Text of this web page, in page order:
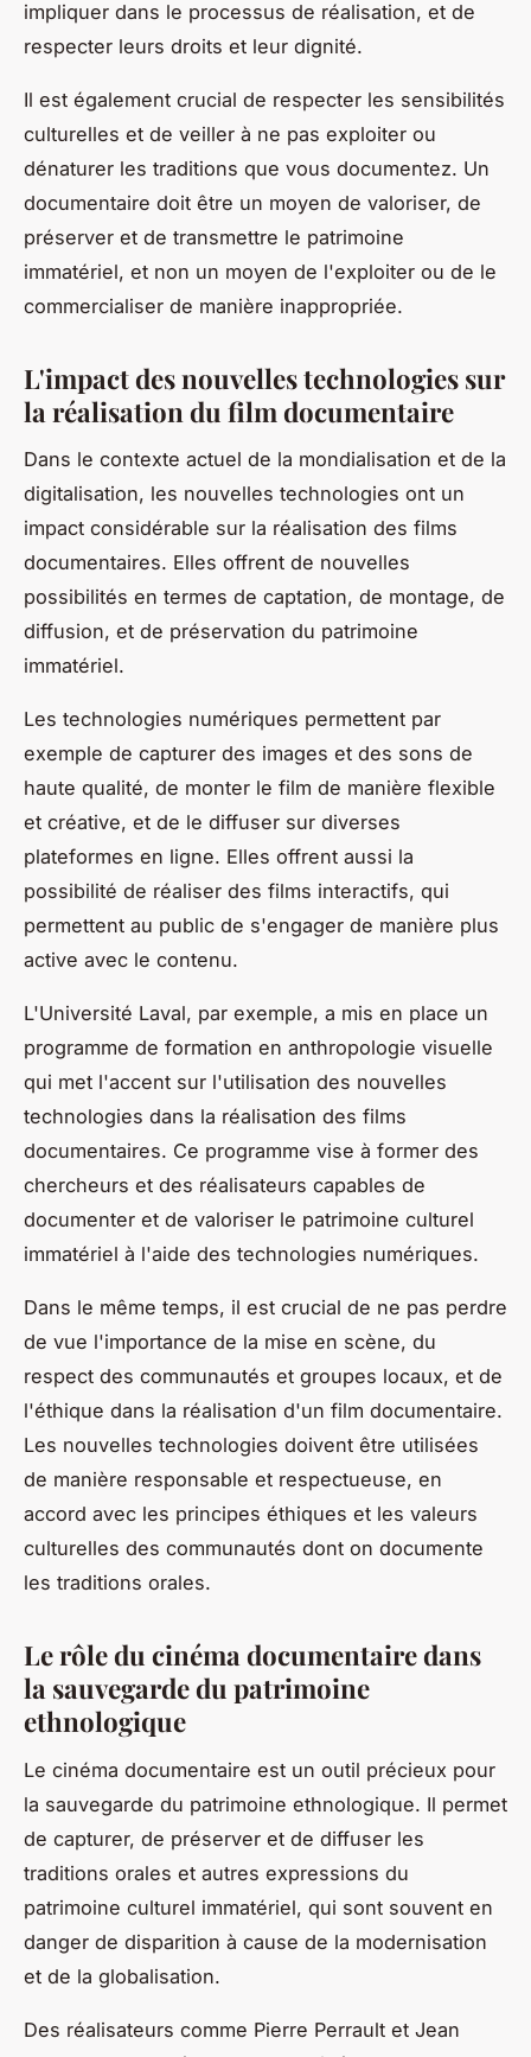
impliquer dans le processus de réalisation, et de
respecter leurs droits et leur dignité.
Il est également crucial de respecter les sensibilités
culturelles et de veiller à ne pas exploiter ou
dénaturer les traditions que vous documentez. Un
documentaire doit être un moyen de valoriser, de
préserver et de transmettre le patrimoine
immatériel, et non un moyen de l'exploiter ou de le
commercialiser de manière inappropriée.
L'impact des nouvelles technologies sur
la réalisation du film documentaire
Dans le contexte actuel de la mondialisation et de la
digitalisation, les nouvelles technologies ont un
impact considérable sur la réalisation des films
documentaires. Elles offrent de nouvelles
possibilités en termes de captation, de montage, de
diffusion, et de préservation du patrimoine
immatériel.
Les technologies numériques permettent par
exemple de capturer des images et des sons de
haute qualité, de monter le film de manière flexible
et créative, et de le diffuser sur diverses
plateformes en ligne. Elles offrent aussi la
possibilité de réaliser des films interactifs, qui
permettent au public de s'engager de manière plus
active avec le contenu.
L'Université Laval, par exemple, a mis en place un
programme de formation en anthropologie visuelle
qui met l'accent sur l'utilisation des nouvelles
technologies dans la réalisation des films
documentaires. Ce programme vise à former des
chercheurs et des réalisateurs capables de
documenter et de valoriser le patrimoine culturel
immatériel à l'aide des technologies numériques.
Dans le même temps, il est crucial de ne pas perdre
de vue l'importance de la mise en scène, du
respect des communautés et groupes locaux, et de
l'éthique dans la réalisation d'un film documentaire.
Les nouvelles technologies doivent être utilisées
de manière responsable et respectueuse, en
accord avec les principes éthiques et les valeurs
culturelles des communautés dont on documente
les traditions orales.
Le rôle du cinéma documentaire dans
la sauvegarde du patrimoine
ethnologique
Le cinéma documentaire est un outil précieux pour
la sauvegarde du patrimoine ethnologique. Il permet
de capturer, de préserver et de diffuser les
traditions orales et autres expressions du
patrimoine culturel immatériel, qui sont souvent en
danger de disparition à cause de la modernisation
et de la globalisation.
Des réalisateurs comme Pierre Perrault et Jean